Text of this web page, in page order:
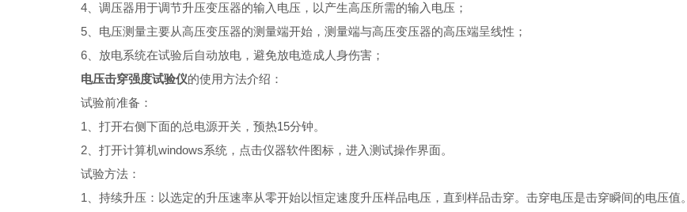
4、调压器用于调节升压变压器的输入电压，以产生高压所需的输入电压；
5、电压测量主要从高压变压器的测量端开始，测量端与高压变压器的高压端呈线性；
6、放电系统在试验后自动放电，避免放电造成人身伤害；
电压击穿强度试验仪的使用方法介绍：
试验前准备：
1、打开右侧下面的总电源开关，预热15分钟。
2、打开计算机windows系统，点击仪器软件图标，进入测试操作界面。
试验方法：
1、持续升压：以选定的升压速率从零开始以恒定速度升压样品电压，直到样品击穿。击穿电压是击穿瞬间的电压值。